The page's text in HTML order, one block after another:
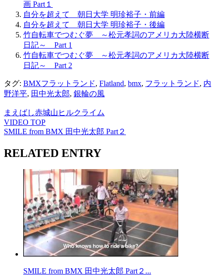
画 Part１
自分を超えて 朝日大学 明珍裕子・前編
自分を超えて 朝日大学 明珍裕子・後編
竹自転車でつむぐ夢 ～松元孝詞のアメリカ大陸横断
日記～ Part 1
竹自転車でつむぐ夢 ～松元孝詞のアメリカ大陸横断
日記～ Part 2
タグ: BMXフラットランド, Flatland, bmx, フラットランド, 内
野洋平, 田中光太郎, 銀輪の風
まえばし赤城山ヒルクライム
VIDEO TOP
SMILE from BMX 田中光太郎 Part２
RELATED ENTRY
SMILE from BMX 田中光太郎 Part２...